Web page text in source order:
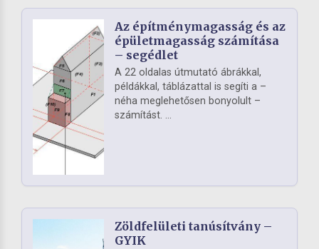
Az építménymagasság és az
épületmagasság számítása
– segédlet
A 22 oldalas útmutató ábrákkal,
példákkal, táblázattal is segíti a –
néha meglehetősen bonyolult –
számítást. ...
Zöldfelületi tanúsítvány –
GYIK